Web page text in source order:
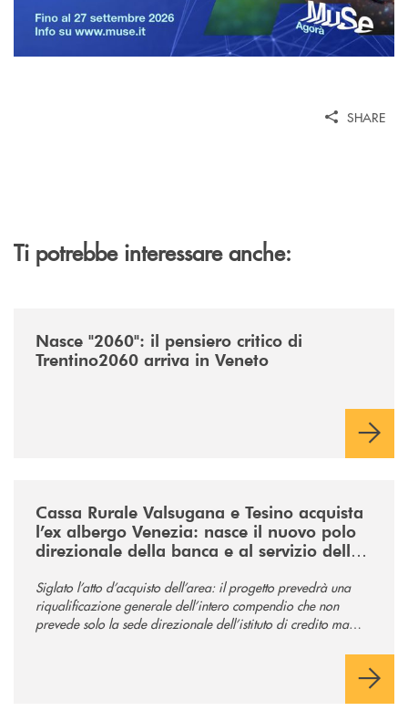
SHARE
Ti potrebbe interessare anche:
Nasce "2060": il pensiero critico di
Trentino2060 arriva in Veneto
Cassa Rurale Valsugana e Tesino acquista
l’ex albergo Venezia: nasce il nuovo polo
direzionale della banca e al servizio della
Siglato l’atto d’acquisto dell’area: il progetto prevedrà una
riqualificazione generale dell’intero compendio che non
prevede solo la sede direzionale dell’istituto di credito ma